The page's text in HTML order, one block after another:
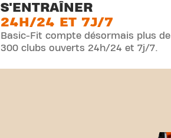
S'ENTRAÎNER
24H/24 ET 7J/7
Basic-Fit compte désormais plus de
300 clubs ouverts 24h/24 et 7j/7.